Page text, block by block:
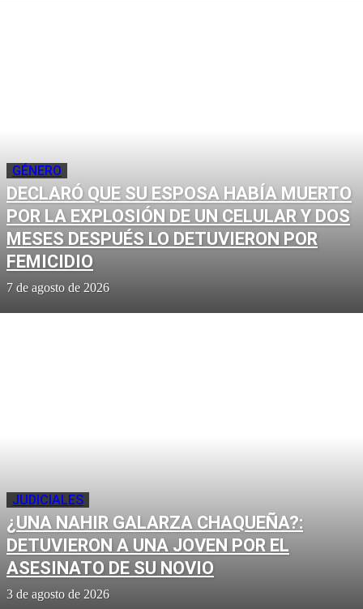
GÉNERO
DECLARÓ QUE SU ESPOSA HABÍA MUERTO
POR LA EXPLOSIÓN DE UN CELULAR Y DOS
MESES DESPUÉS LO DETUVIERON POR
FEMICIDIO
7 de agosto de 2026
JUDICIALES
¿UNA NAHIR GALARZA CHAQUEÑA?:
DETUVIERON A UNA JOVEN POR EL
ASESINATO DE SU NOVIO
3 de agosto de 2026